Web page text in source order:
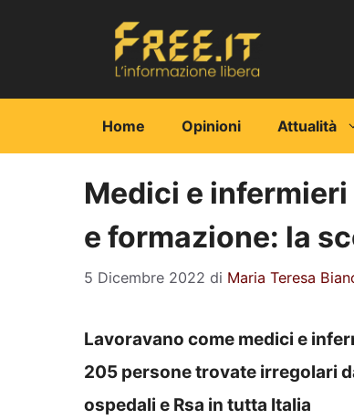
Home Opinioni Attualità
Medici e
e formazione: la
5 Dicembre 2022 di Maria Teresa
Lavoravano come medici e
205 persone trovate irregolari
ospedali e Rsa in tutta Italia